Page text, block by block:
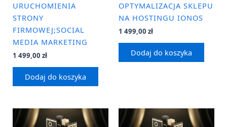
URUCHOMIENIA
STRONY
FIRMOWEJ;SOCIAL
MEDIA MARKETING
1 499,00 zł
Dodaj do koszyka
OPTYMALIZACJA SKLEPU
NA HOSTINGU IONOS
1 499,00 zł
Dodaj do koszyka